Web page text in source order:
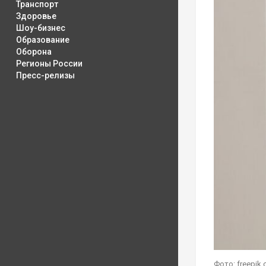
Транспорт
Здоровье
Шоу-бизнес
Образование
Оборона
Регионы России
Пресс-релизы
Фото: